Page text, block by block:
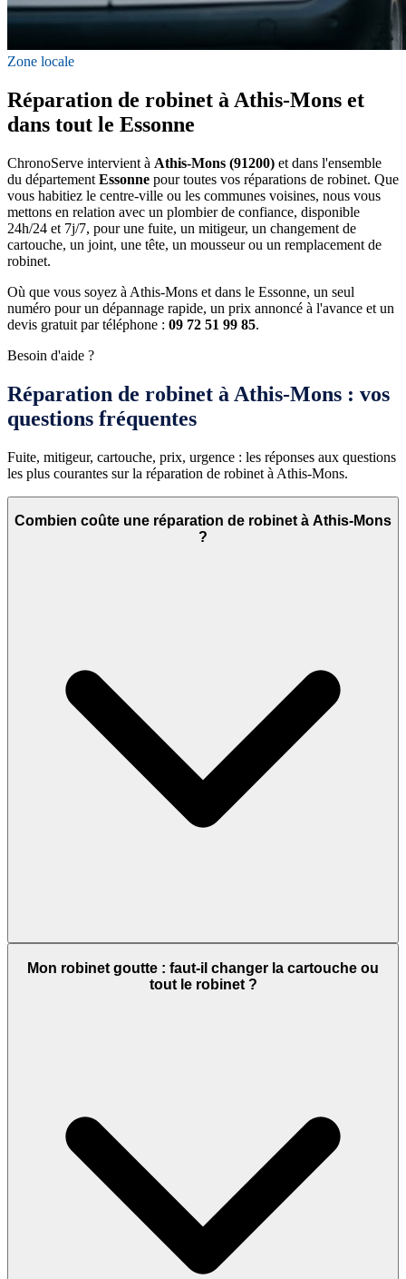
Zone locale
Réparation de robinet à Athis-Mons et
dans tout le Essonne
ChronoServe intervient à Athis-Mons (91200) et dans l'ensemble
du département Essonne pour toutes vos réparations de robinet. Que
vous habitiez le centre-ville ou les communes voisines, nous vous
mettons en relation avec un plombier de confiance, disponible
24h/24 et 7j/7, pour une fuite, un mitigeur, un changement de
cartouche, un joint, une tête, un mousseur ou un remplacement de
robinet.
Où que vous soyez à Athis-Mons et dans le Essonne, un seul
numéro pour un dépannage rapide, un prix annoncé à l'avance et un
devis gratuit par téléphone : 09 72 51 99 85.
Besoin d'aide ?
Réparation de robinet à Athis-Mons : vos
questions fréquentes
Fuite, mitigeur, cartouche, prix, urgence : les réponses aux questions
les plus courantes sur la réparation de robinet à Athis-Mons.
Combien coûte une réparation de robinet à Athis-Mons
?
Mon robinet goutte : faut-il changer la cartouche ou
tout le robinet ?